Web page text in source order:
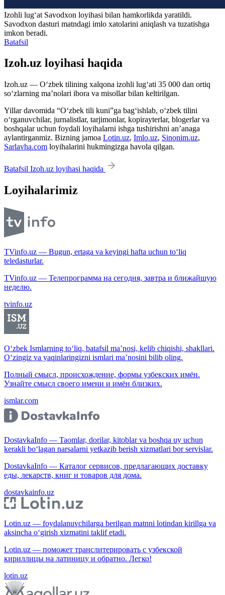
Izohli lugʻat Savodxon loyihasi bilan hamkorlikda yaratildi.
Savodxon dasturi matndagi imlo xatolarini aniqlash va tuzatishga
imkon beradi.
Batafsil
Izoh.uz loyihasi haqida
Izoh.uz — O‘zbek tilining xalqona izohli lug‘ati 35 000 dan ortiq
so‘zlarning ma’nolari ibora va misollar bilan keltirilgan.
Yillar davomida “O‘zbek tili kuni”ga bag‘ishlab, o‘zbek tilini
o‘rganuvchilar, jurnalistlar, tarjimonlar, kopirayterlar, blogerlar va
boshqalar uchun foydali loyihalarni ishga tushirishni an’anaga
aylantirganmiz. Bizning jamoa Lotin.uz, Imlo.uz, Sinonim.uz,
Sarlavha.com loyihalarini hukmingizga havola qilgan.
Batafsil Izoh.uz loyihasi haqida
Loyihalarimiz
TVinfo.uz — Bugun, ertaga va keyingi hafta uchun to‘liq
teledasturlar.
TVinfo.uz — Телепрограмма на сегодня, завтра и ближайшую
неделю.
tvinfo.uz
O‘zbek Ismlarning to‘liq, batafsil ma’nosi, kelib chiqishi, shakllari.
O‘zingiz va yaqinlaringizni ismlari ma’nosini bilib oling.
Полный смысл, происхождение, формы узбекских имён.
Узнайте смысл своего имени и имён близких.
ismlar.com
DostavkaInfo — Taomlar, dorilar, kitoblar va boshqa uy uchun
kerakli bo‘lagan narsalarni yetkazib berish xizmatlari bor servislar.
DostavkaInfo — Каталог сервисов, предлагающих доставку
еды, лекарств, книг и товаров для дома.
dostavkainfo.uz
Lotin.uz — foydalanuvchilarga berilgan matnni lotindan kirillga va
aksincha o‘girish xizmatini taklif etadi.
Lotin.uz — поможет транслитерировать с узбекской
кириллицы на латиницу и обратно. Легко!
lotin.uz